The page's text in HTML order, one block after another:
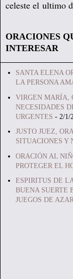
celeste el ultimo
ORACIONES
INTERESAR
SANTA ELENA
LA PERSONA
VIRGEN MARÍA,
NECESIDADES
URGENTES - 2/1/
JUSTO JUEZ,
SITUACIONES Y
ORACIÓN AL
PROTEGER EL
ESPIRITUS DE
BUENA SUERTE
JUEGOS DE